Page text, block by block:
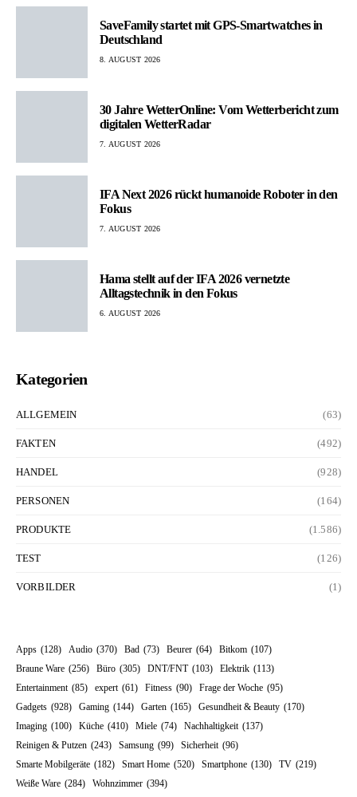
SaveFamily startet mit GPS-Smartwatches in
Deutschland
8. AUGUST 2026
30 Jahre WetterOnline: Vom Wetterbericht zum
digitalen WetterRadar
7. AUGUST 2026
IFA Next 2026 rückt humanoide Roboter in den
Fokus
7. AUGUST 2026
Hama stellt auf der IFA 2026 vernetzte
Alltagstechnik in den Fokus
6. AUGUST 2026
Kategorien
ALLGEMEIN (63)
FAKTEN (492)
HANDEL (928)
PERSONEN (164)
PRODUKTE (1.586)
TEST (126)
VORBILDER (1)
Apps (128) Audio (370) Bad (73) Beurer (64) Bitkom (107)
Braune Ware (256) Büro (305) DNT/FNT (103) Elektrik (113)
Entertainment (85) expert (61) Fitness (90) Frage der Woche (95)
Gadgets (928) Gaming (144) Garten (165) Gesundheit & Beauty (170)
Imaging (100) Küche (410) Miele (74) Nachhaltigkeit (137)
Reinigen & Putzen (243) Samsung (99) Sicherheit (96)
Smarte Mobilgeräte (182) Smart Home (520) Smartphone (130) TV (219)
Weiße Ware (284) Wohnzimmer (394)